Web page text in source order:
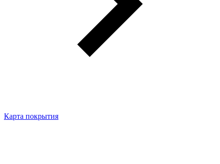
Карта покрытия